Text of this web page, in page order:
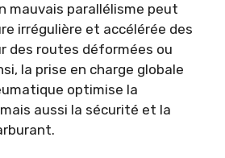
mauvais parallélisme peut
irrégulière et accélérée des
des routes déformées ou
la prise en charge globale
optimise la
mais aussi la sécurité et la